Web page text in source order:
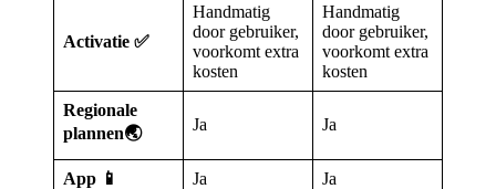
Activatie ✅
Handmatig
door gebruiker,
voorkomt extra
kosten
Handmatig
door gebruiker,
voorkomt extra
kosten
Regionale
plannen🌏
Ja Ja
App 📱 Ja Ja